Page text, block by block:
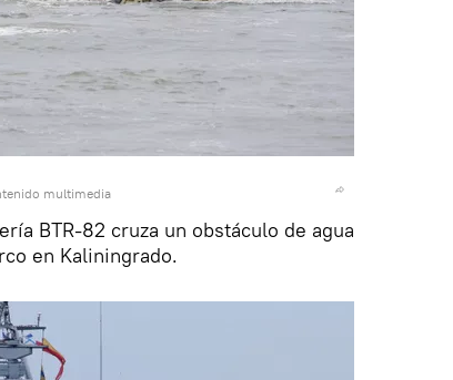
multimedia
BTR-82 cruza un obstáculo de agua
en Kaliningrado.